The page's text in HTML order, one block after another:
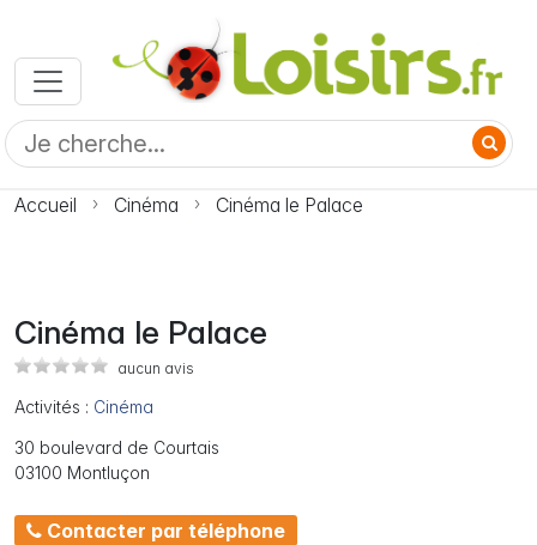
Accueil Cinéma Cinéma le Palace
Cinéma le Palace
aucun avis
Activités : Cinéma
30 boulevard de Courtais
03100 Montluçon
Contacter par téléphone